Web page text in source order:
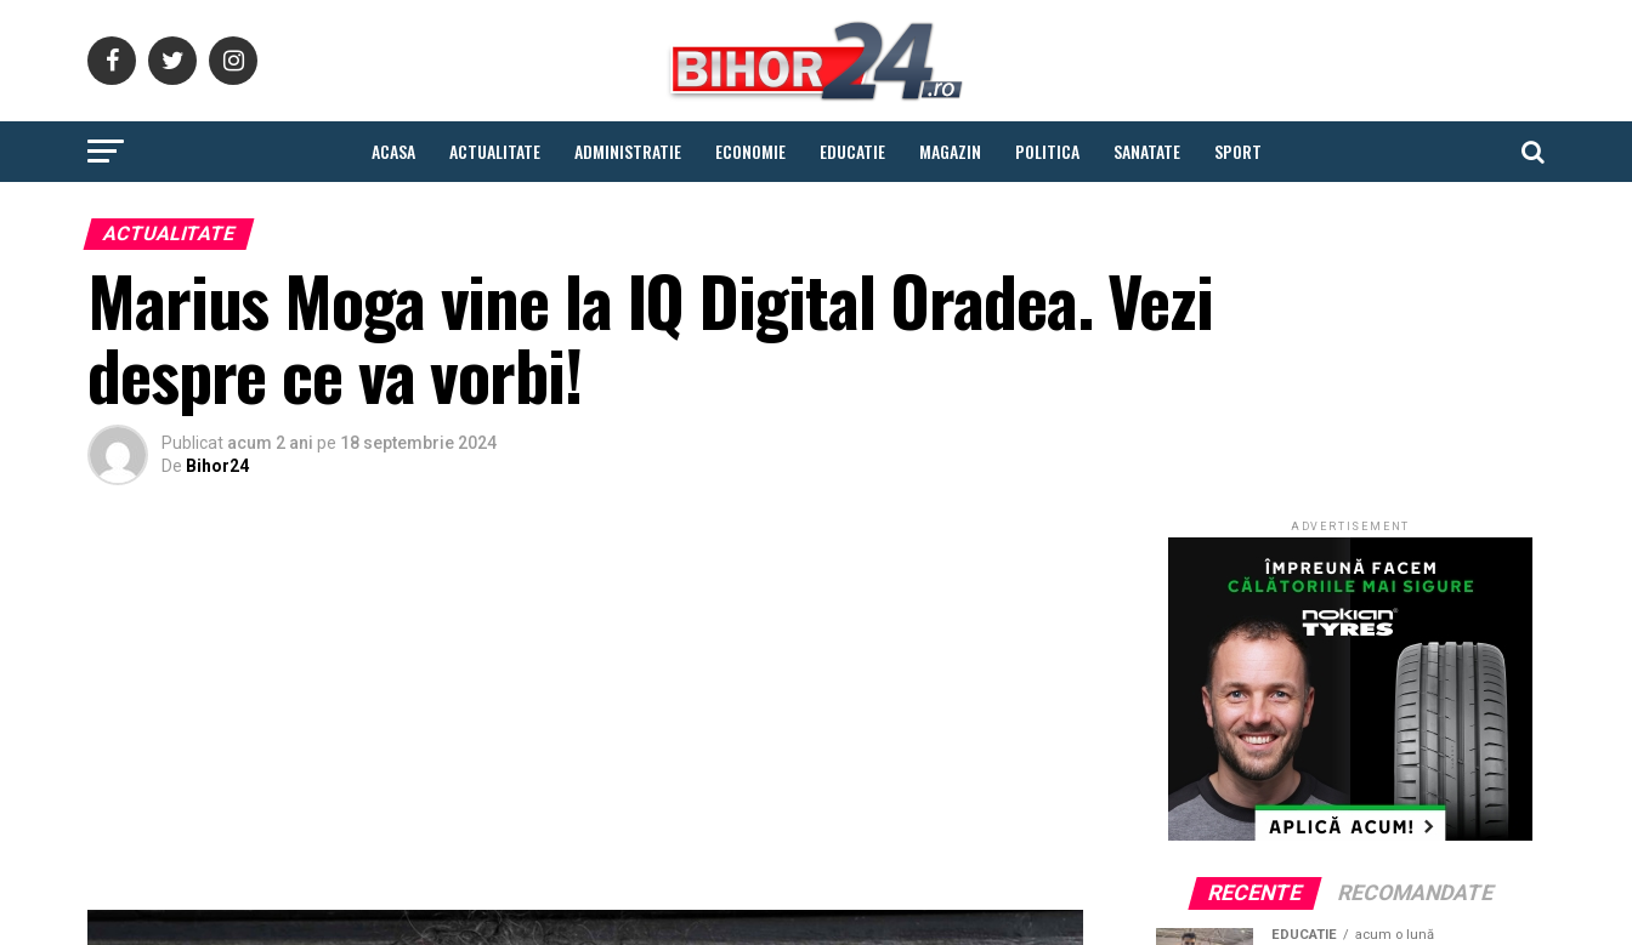
ACASA ACTUALITATE ADMINISTRATIE ECONOMIE EDUCATIE MAGAZIN POLITICA SANATATE SPORT
ACTUALITATE
Marius Moga vine la IQ Digital Oradea. Vezi
despre ce va vorbi!
Publicat acum 2 ani pe 18 septembrie 2024
De Bihor24
ADVERTISEMENT
RECENTE RECOMANDATE
EDUCATIE acum o lună